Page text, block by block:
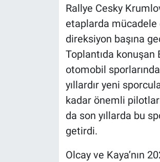
Rallye Cesky
etaplarda mücadele
direksiyon başına
Toplantıda konuşan
otomobil
yıllardır yeni
kadar önemli
da son yıllarda bu
getirdi.
Olcay ve Kaya’nın